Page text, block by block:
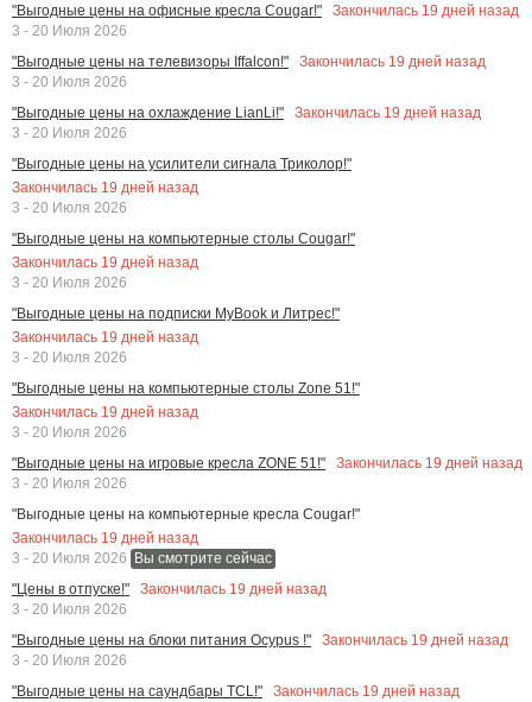
"Выгодные цены на офисные кресла Cougar!" Закончилась 19 дней назад
3 - 20 Июля 2026
"Выгодные цены на телевизоры Iffalcon!"
Закончилась 19 дней назад
3 - 20 Июля 2026
"Выгодные цены на охлаждение LianLi!"
Закончилась 19 дней назад
3 - 20 Июля 2026
"Выгодные цены на усилители сигнала Триколор!"
Закончилась 19 дней назад
3 - 20 Июля 2026
"Выгодные цены на компьютерные столы Cougar!"
Закончилась 19 дней назад
3 - 20 Июля 2026
"Выгодные цены на подписки MyBook и Литрес!"
Закончилась 19 дней назад
3 - 20 Июля 2026
"Выгодные цены на компьютерные столы Zone 51!"
Закончилась 19 дней назад
3 - 20 Июля 2026
"Выгодные цены на игровые кресла ZONE 51!"
Закончилась 19 дней назад
3 - 20 Июля 2026
"Выгодные цены на компьютерные кресла Cougar!"
Закончилась 19 дней назад
3 - 20 Июля 2026
Вы смотрите сейчас
"Цены в отпуске!"
Закончилась 19 дней назад
3 - 20 Июля 2026
"Выгодные цены на блоки питания Ocypus !"
Закончилась 19 дней назад
3 - 20 Июля 2026
"Выгодные цены на саундбары TCL!"
Закончилась 19 дней назад